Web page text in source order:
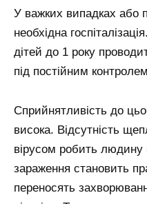
У важких випадках або
необхідна
дітей до 1 року
під постійним
Сприйнятливість до
висока. Відсутність
вірусом робить людину
зараження становить
переносять